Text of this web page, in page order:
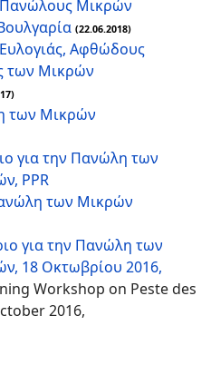
Πανώλους Μικρών
(22.06.2018)
Αφθώδους
των Μικρών
των Μικρών
για την Πανώλη των
PPR
των Μικρών
για την Πανώλη των
18 Οκτωβρίου 2016,
Workshop on Peste des
2016,